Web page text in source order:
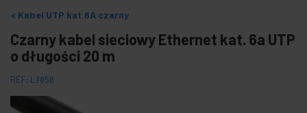
Kabel UTP kat.6A czarny
Czarny kabel sieciowy Ethernet kat. 6a UTP
o długości 20 m
REF: LJ050